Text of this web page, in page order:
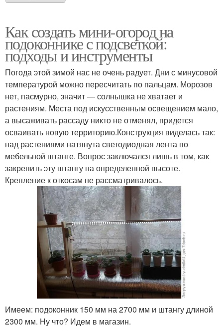
Как создать мини-огород на
подоконнике с подсветкой:
подходы и инструменты
Погода этой зимой нас не очень радует. Дни с минусовой
температурой можно пересчитать по пальцам. Морозов
нет, пасмурно, значит — солнышка не хватает и
растениям. Места под искусственным освещением мало,
а высаживать рассаду никто не отменял, придется
осваивать новую территорию.Конструкция виделась так:
над растениями натянута светодиодная лента по
мебельной штанге. Вопрос заключался лишь в том, как
закрепить эту штангу на определенной высоте.
Крепление к откосам не рассматривалось.
Имеем: подоконник 150 мм на 2700 мм и штангу длиной
2300 мм. Ну что? Идем в магазин.